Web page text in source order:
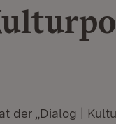
der „Dialog |